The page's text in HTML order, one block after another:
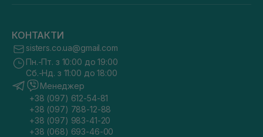
КОНТАКТИ
sisters.co.ua@gmail.com
Пн.-Пт. з 10:00 до 19:00
Сб.-Нд. з 11:00 до 18:00
Менеджер
+38 (097) 612-54-81
+38 (097) 788-12-88
+38 (097) 983-41-20
+38 (068) 693-46-00